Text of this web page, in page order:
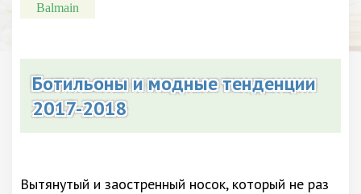
Balmain
Ботильоны и модные тенденции
2017-2018
Вытянутый и заостренный носок, который не раз